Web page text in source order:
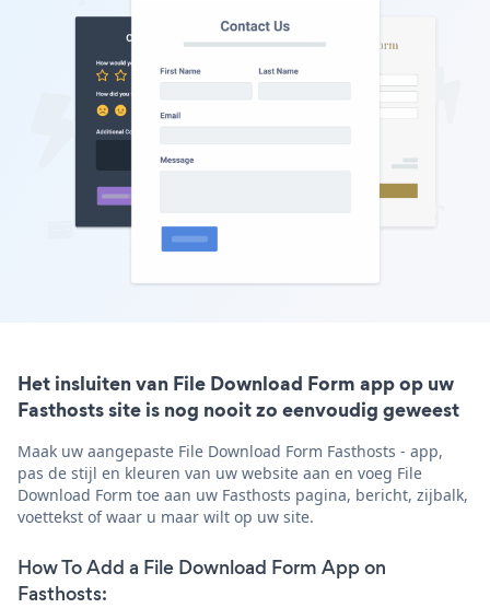
Het insluiten van File Download Form app op uw
Fasthosts site is nog nooit zo eenvoudig geweest
Maak uw aangepaste File Download Form Fasthosts - app,
pas de stijl en kleuren van uw website aan en voeg File
Download Form toe aan uw Fasthosts pagina, bericht, zijbalk,
voettekst of waar u maar wilt op uw site.
How To Add a File Download Form App on
Fasthosts: